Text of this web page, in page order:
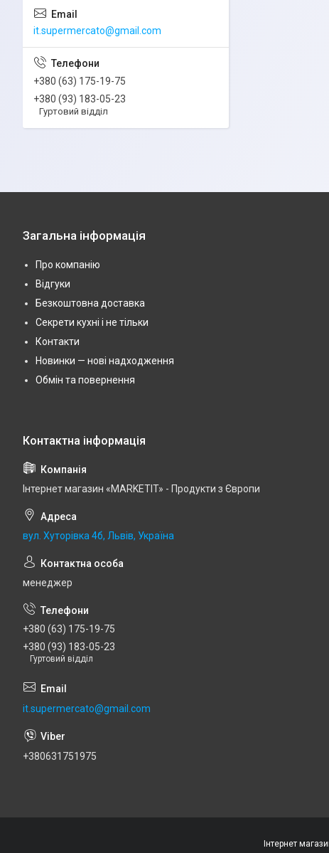
it.supermercato@gmail.com
+380 (63) 175-19-75
+380 (93) 183-05-23
Гуртовий відділ
Загальна інформація
Про компанію
Відгуки
Безкоштовна доставка
Секрети кухні і не тільки
Контакти
Новинки — нові надходження
Обмін та повернення
Інтернет магазин «MARKETIT» - Продукти з Європи
вул. Хуторівка 4б, Львів, Україна
менеджер
+380 (63) 175-19-75
+380 (93) 183-05-23
Гуртовий відділ
it.supermercato@gmail.com
+380631751975